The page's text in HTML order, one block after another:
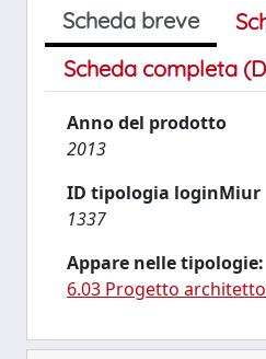
Scheda breve
Scheda completa
Anno del prodotto
2013
ID tipologia loginMiur
1337
Appare nelle tipologie:
6.03 Progetto